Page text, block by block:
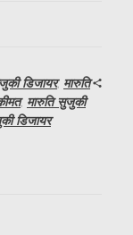
डिजायर, मारुति
, मारुति सुजुकी
डिजायर